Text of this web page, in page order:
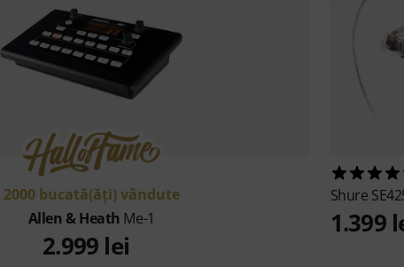
2000 bucată(ăţi) vândute
Allen & Heath Me-1
2.999 lei
Shure
1.399